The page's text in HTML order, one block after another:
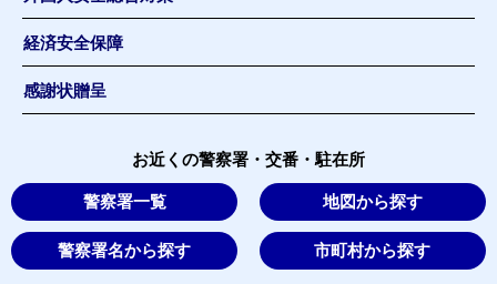
経済安全保障
感謝状贈呈
お近くの警察署・交番・駐在所
警察署一覧 地図から探す
警察署名から探す 市町村から探す